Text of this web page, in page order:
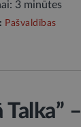
3 minūtes
Pašvaldības
–